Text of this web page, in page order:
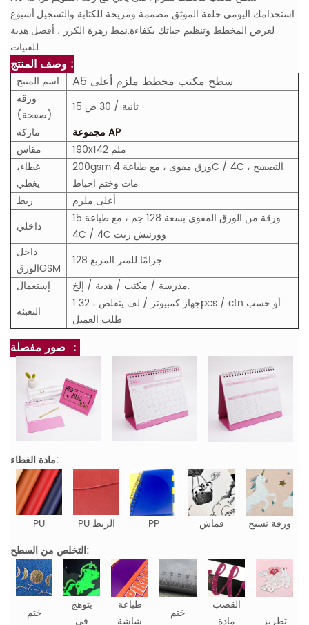
استخدامك اليومي.حلقة الموثق مصممة ومريحة للكتابة والتسجيل.أسبوع
لعرض المخطط وتنظيم حياتك بكفاءة.نمط زهرة الكرز ، أفضل هدية
للفتيات.
وصف المنتج :
اسم المنتج A5 سطح مكتب مخطط ملزم أعلى
ورقة
(صفحة)
15 ثانية / 30 ص
ماركة
مجموعة AP
مقاس
190x142 ملم
غطاء،
يغطي
200gsm ورق مقوى ، مع طباعة 4C / 4C ، التصفيح
مات وختم احباط
ربط
أعلى ملزم
داخلي
15 ورقة من الورق المقوى بسعة 128 جم ، مع طباعة
4C / 4C وورنيش زيت
داخل
الورقGSM
128 جرامًا للمتر المربع
إستعمال
مدرسة / مكتب / هدية / إلخ.
التعبئة
1 جهاز كمبيوتر / لف يتقلص ، 32pcs / ctn أو حسب
طلب العميل
صور مفصلة ：
مادة الغطاء:
PU PU الربط PP قماش
ورقة نسيج
التخلص من السطح:
ختم
يتوهج
في
طباعة
شاشة
ختم
القصب
مادة
تطريز